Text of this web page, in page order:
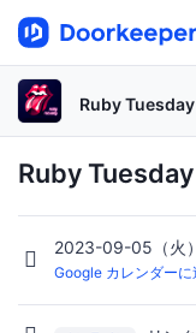
Ruby Tuesday
Ruby
2023-09-05（火
Google カレンダーに